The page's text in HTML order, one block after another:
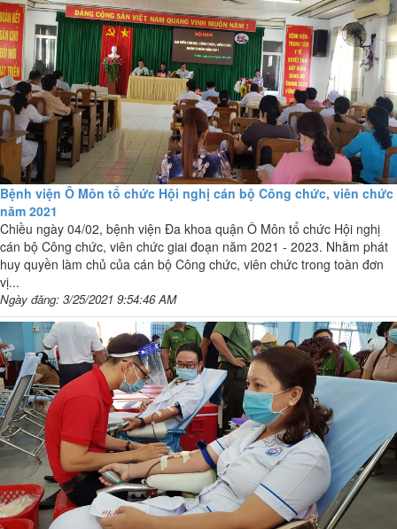
Bệnh viện Ô Môn tổ chức Hội nghị cán bộ Công chức, viên chức
năm 2021
Chiều ngày 04/02, bệnh viện Đa khoa quận Ô Môn tổ chức Hội nghị
cán bộ Công chức, viên chức giai đoạn năm 2021 - 2023. Nhằm phát
huy quyền làm chủ của cán bộ Công chức, viên chức trong toàn đơn
vị...
Ngày đăng: 3/25/2021 9:54:46 AM